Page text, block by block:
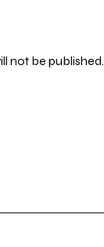
not be published.